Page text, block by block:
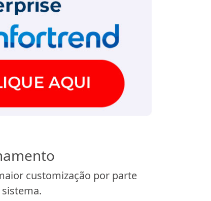
customização por parte